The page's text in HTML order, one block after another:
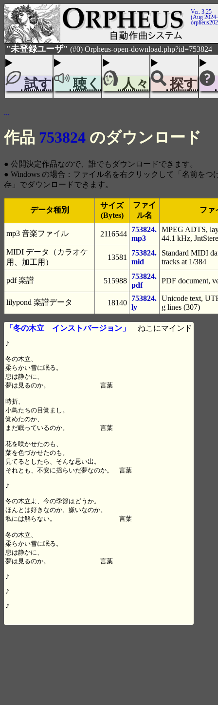
Ver. 3.25
(Aug
"未登録ユーザ" (#0) Orpheus-open-download.php?id=753824
試す 聴く 人々 探す
...
作品 753824 のダウンロード
● 公開決定作品なので、誰でもダウンロードできます。
● Windows の場合：ファイル名を右クリックして「名前をつ
存」でダウンロードできます。
データ種別
サイズ
(Bytes)
ファイ
ル名
ファ
mp3 音楽ファイル 2116544
753824.
mp3
MPEG ADTS,
44.1 kHz,
MIDI データ（カラオケ
用、加工用）
13581
753824.
mid
Standard MIDI
tracks at 1/384
pdf 楽譜 515988
753824.
pdf
PDF document,
lilypond 楽譜データ 18140
753824.
ly
Unicode text,
g lines (307)
「冬の木立 インストバージョン」 ねこにマインド
♪
冬の木立、
柔らかい雪に眠る。
息は静かに、
夢は見るのか。　　　　　　　　言葉
時折、
小鳥たちの目覚まし。
覚めたのか、
まだ眠っているのか。　　　　　言葉
花を咲かせたのも、
葉を色づかせたのも。
見てるとしたら、そんな思い出。
それとも、不安に揺らいだ夢なのか。　言葉
♪
冬の木立よ、今の季節はどうか。
ほんとは好きなのか、嫌いなのか。
私には解らない。　　　　　　　　　　言葉
冬の木立、
柔らかい雪に眠る。
息は静かに、
夢は見るのか。　　　　　　　　言葉
♪
♪
♪